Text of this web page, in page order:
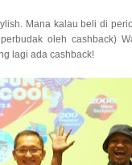
Mana kalau beli di
oleh cashback)
lagi ada cashback!